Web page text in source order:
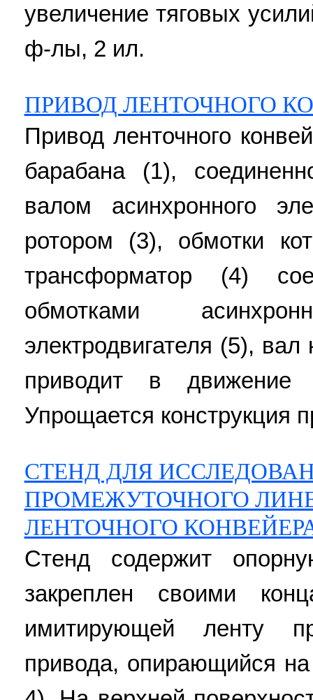
увеличение тяговых
ф-лы, 2 ил.
ПРИВОД ЛЕНТОЧНОГО
Привод ленточного
барабана (1),
валом асинхронного
ротором (3), обмотки
трансформатор (4)
обмотками
электродвигателя (5), вал
приводит в движение
Упрощается конструкция
СТЕНД ДЛЯ
ПРОМЕЖУТОЧНОГО
ЛЕНТОЧНОГО
Стенд содержит
закреплен своими
имитирующей ленту
привода, опирающийся